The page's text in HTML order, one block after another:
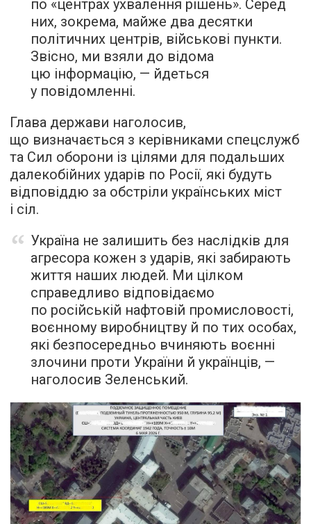
по «центрах ухвалення рішень». Серед
них, зокрема, майже два десятки
політичних центрів, військові пункти.
Звісно, ми взяли до відома
цю інформацію, — йдеться
у повідомленні.
Глава держави наголосив,
що визначається з керівниками спецслужб
та Сил оборони із цілями для подальших
далекобійних ударів по Росії, які будуть
відповіддю за обстріли українських міст
і сіл.
Україна не залишить без наслідків для
агресора кожен з ударів, які забирають
життя наших людей. Ми цілком
справедливо відповідаємо
по російській нафтовій промисловості,
воєнному виробництву й по тих особах,
які безпосередньо вчиняють воєнні
злочини проти України й українців, —
наголосив Зеленський.